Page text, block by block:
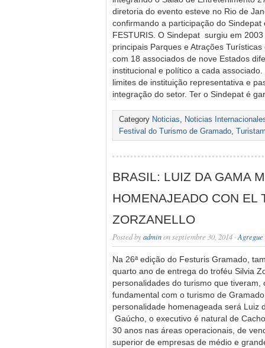
diretoria do evento esteve no Rio de
confirmando a participação do Sindepat
FESTURIS. O Sindepat surgiu em
principais Parques e Atrações
com 18 associados de nove Estados
institucional e político a cada
limites de instituição representativa e
integração do setor. Ter o Sindepat é
Category Noticias, Noticias
Festival do Turismo de Gramado,
BRASIL: LUIZ DA GAMA
HOMENAJEADO CON EL
ZORZANELLO
Posted byadminon septiembre 30, 2014 ·
Na 26ª edição do Festuris Gramado,
quarto ano de entrega do troféu Silvia
personalidades do turismo que tiveram,
fundamental com o turismo de
personalidade homenageada será Luiz
Gaúcho, o executivo é natural de
30 anos nas áreas operacionais, de
superior de empresas de médio e